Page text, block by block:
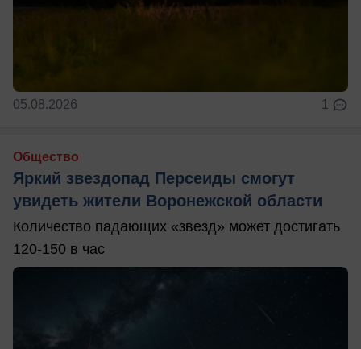
05.08.2026 1
Общество
Яркий звездопад Персеиды смогут
увидеть жители Воронежской области
Количество падающих «звезд» может достигать
120-150 в час